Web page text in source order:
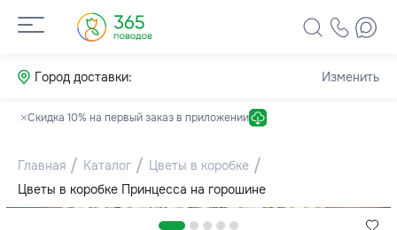
Город доставки: Изменить
Скидка 10% на первый заказ в приложении
Главная Каталог
Цветы в коробке
Цветы в коробке Принцесса на горошине